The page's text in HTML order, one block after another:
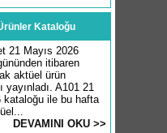
Kataloğu
21 Mayıs 2026
itibaren
aktüel ürün
yayınladı. A101 21
kataloğu ile bu hafta
DEVAMINI OKU >>